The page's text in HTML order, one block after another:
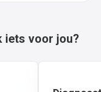
iets voor jou?